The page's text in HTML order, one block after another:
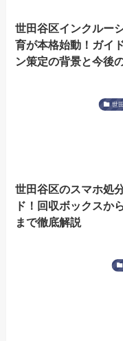
世田谷区インクルー
育が本格始動！ガイ
ン策定の背景と今後
世
世田谷区のスマホ処
ド！回収ボックスか
まで徹底解説